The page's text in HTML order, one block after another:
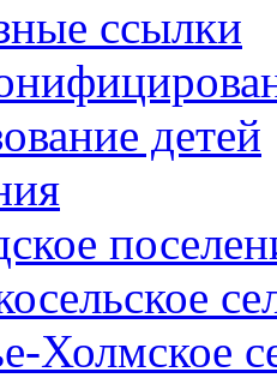
ссылки
детей
Холмское